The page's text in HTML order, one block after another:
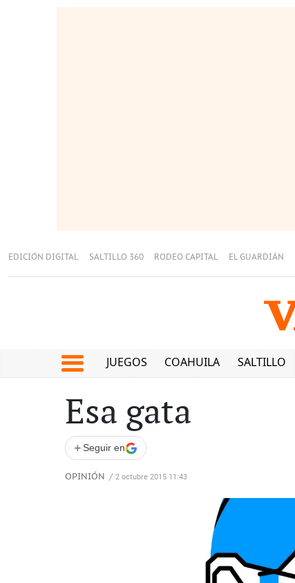
EDICIÓN DIGITAL SALTILLO 360 RODEO CAPITAL EL GUARDIÁN
JUEGOS COAHUILA SALTILLO
Esa gata
+ Seguir en
OPINIÓN / 2 octubre 2015 11:43